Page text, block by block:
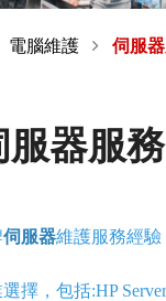
電腦維護 伺服
服器服務
伺服器維護服務經驗
擇，包括:HP